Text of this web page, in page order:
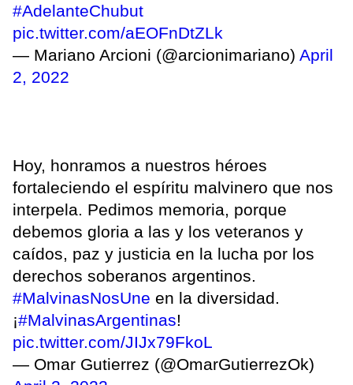
#AdelanteChubut
pic.twitter.com/aEOFnDtZLk
— Mariano Arcioni (@arcionimariano) April
2, 2022
Hoy, honramos a nuestros héroes
fortaleciendo el espíritu malvinero que nos
interpela. Pedimos memoria, porque
debemos gloria a las y los veteranos y
caídos, paz y justicia en la lucha por los
derechos soberanos argentinos.
#MalvinasNosUne en la diversidad.
¡#MalvinasArgentinas!
pic.twitter.com/JIJx79FkoL
— Omar Gutierrez (@OmarGutierrezOk)